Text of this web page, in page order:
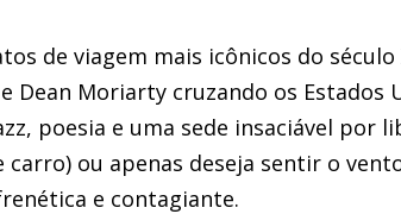
de viagem mais icônicos do século
Dean Moriarty cruzando os Estados
poesia e uma sede insaciável por
carro) ou apenas deseja sentir o
e contagiante.